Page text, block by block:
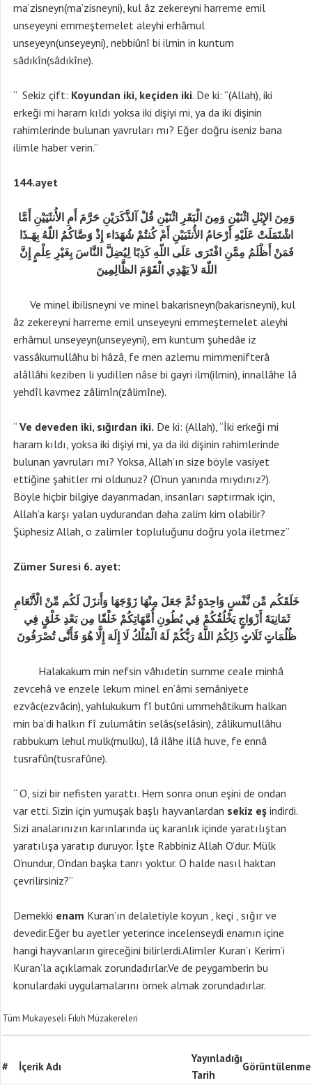
ma’zisneyn(ma’zisneyni), kul âz zekereyni harreme emil
unseyeyni emmeştemelet aleyhi erhâmul
unseyeyn(unseyeyni), nebbiûnî bi ilmin in kuntum
sâdıkîn(sâdıkîne).
“ Sekiz çift: Koyundan iki, keçiden iki. De ki: “(Allah), iki
erkeği mi haram kıldı yoksa iki dişiyi mi, ya da iki dişinin
rahimlerinde bulunan yavruları mı? Eğer doğru iseniz bana
ilimle haber verin.”
144.ayet
وَمِنَ الإِبْلِ اثْنَيْنِ وَمِنَ الْبَقَرِ اثْنَيْنِ قُلْ آلذَّكَرَيْنِ حَرَّمَ أَمِ الأُنثَيَيْنِ أَمَّا
اشْتَمَلَتْ عَلَيْهِ أَرْحَامُ الأُنثَيَيْنِ أَمْ كُنتُمْ شُهَدَاء إِذْ وَصَّاكُمُ اللّهُ بِهَـذَا
فَمَنْ أَظْلَمُ مِمَّنِ افْتَرَى عَلَى اللّهِ كَذِبًا لِيُضِلَّ النَّاسَ بِغَيْرِ عِلْمٍ إِنَّ
اللّهَ لاَ يَهْدِي الْقَوْمَ الظَّالِمِينَ
Ve minel ibilisneyni ve minel bakarisneyn(bakarisneyni), kul
âz zekereyni harreme emil unseyeyni emmeştemelet aleyhi
erhâmul unseyeyn(unseyeyni), em kuntum şuhedâe iz
vassâkumullâhu bi hâzâ, fe men azlemu mimmenifterâ
alâllâhi keziben li yudillen nâse bi gayri ilm(ilmin), innallâhe lâ
yehdîl kavmez zâlimîn(zâlimîne).
“ Ve deveden iki, sığırdan iki. De ki: (Allah), “İki erkeği mi
haram kıldı, yoksa iki dişiyi mi, ya da iki dişinin rahimlerinde
bulunan yavruları mı? Yoksa, Allah’ın size böyle vasiyet
ettiğine şahitler mi oldunuz? (O’nun yanında mıydınız?).
Böyle hiçbir bilgiye dayanmadan, insanları saptırmak için,
Allah’a karşı yalan uydurandan daha zalim kim olabilir?
Şüphesiz Allah, o zalimler topluluğunu doğru yola iletmez”
Zümer Suresi 6. ayet:
خَلَقَكُم مِّن نَّفْسٍ وَاحِدَةٍ ثُمَّ جَعَلَ مِنْهَا زَوْجَهَا وَأَنزَلَ لَكُم مِّنْ الْأَنْعَامِ
ثَمَانِيَةَ أَزْوَاجٍ يَخْلُقُكُمْ فِي بُطُونِ أُمَّهَاتِكُمْ خَلْقًا مِن بَعْدِ خَلْقٍ فِي
ظُلُمَاتٍ ثَلَاثٍ ذَلِكُمُ اللَّهُ رَبُّكُمْ لَهُ الْمُلْكُ لَا إِلَهَ إِلَّا هُوَ فَأَنَّى تُصْرَفُونَ
Halakakum min nefsin vâhıdetin summe ceale minhâ
zevcehâ ve enzele lekum minel en’âmi semâniyete
ezvâc(ezvâcin), yahlukukum fî butûni ummehâtikum halkan
min ba’di halkın fî zulumâtin selâs(selâsin), zâlikumullâhu
rabbukum lehul mulk(mulku), lâ ilâhe illâ huve, fe ennâ
tusrafûn(tusrafûne).
“ O, sizi bir nefisten yarattı. Hem sonra onun eşini de ondan
var etti. Sizin için yumuşak başlı hayvanlardan sekiz eş indirdi.
Sizi analarınızın karınlarında üç karanlık içinde yaratılıştan
yaratılışa yaratıp duruyor. İşte Rabbiniz Allah O’dur. Mülk
O’nundur, O’ndan başka tanrı yoktur. O halde nasıl haktan
çevrilirsiniz?”
Demekki enam Kuran’ın delaletiyle koyun , keçi , sığır ve
devedir.Eğer bu ayetler yeterince incelenseydi enamın içine
hangi hayvanların gireceğini bilirlerdi.Alimler Kuran’ı Kerim’i
Kuran’la açıklamak zorundadırlar.Ve de peygamberin bu
konulardaki uygulamalarını örnek almak zorundadırlar.
Tüm Mukayeseli Fıkıh Müzakereleri
# İçerik Adı
Yayınladığı
Tarih
Görüntülenme